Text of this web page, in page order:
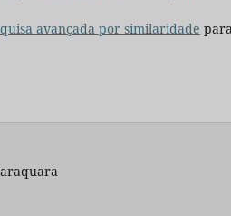
avançada por similaridade
e-ISSN: